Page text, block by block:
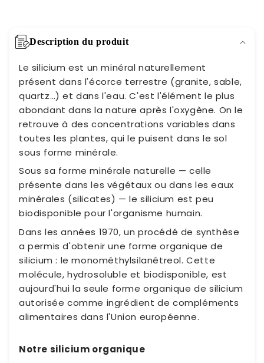
Description du produit
Le silicium est un minéral naturellement
présent dans l'écorce terrestre (granite, sable,
quartz…) et dans l'eau. C'est l'élément le plus
abondant dans la nature après l'oxygène. On le
retrouve à des concentrations variables dans
toutes les plantes, qui le puisent dans le sol
sous forme minérale.
Sous sa forme minérale naturelle — celle
présente dans les végétaux ou dans les eaux
minérales (silicates) — le silicium est peu
biodisponible pour l'organisme humain.
Dans les années 1970, un procédé de synthèse
a permis d'obtenir une forme organique de
silicium : le monométhylsilanétreol. Cette
molécule, hydrosoluble et biodisponible, est
aujourd'hui la seule forme organique de silicium
autorisée comme ingrédient de compléments
alimentaires dans l'Union européenne.
Notre silicium organique